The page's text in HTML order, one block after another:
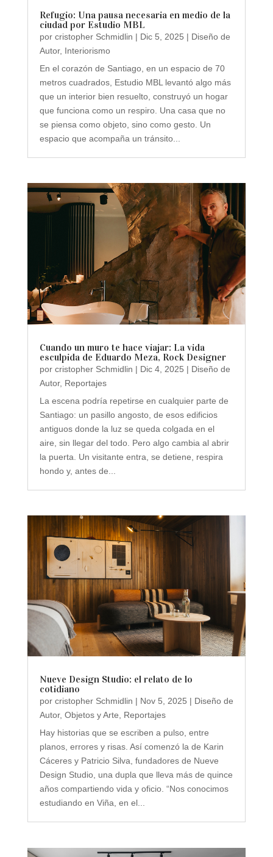
Refugio: Una pausa necesaria en medio de la
ciudad por Estudio MBL
por cristopher Schmidlin | Dic 5, 2025 | Diseño de
Autor, Interiorismo
En el corazón de Santiago, en un espacio de 70
metros cuadrados, Estudio MBL levantó algo más
que un interior bien resuelto, construyó un hogar
que funciona como un respiro. Una casa que no
se piensa como objeto, sino como gesto. Un
espacio que acompaña un tránsito...
Cuando un muro te hace viajar: La vida
esculpida de Eduardo Meza, Rock Designer
por cristopher Schmidlin | Dic 4, 2025 | Diseño de
Autor, Reportajes
La escena podría repetirse en cualquier parte de
Santiago: un pasillo angosto, de esos edificios
antiguos donde la luz se queda colgada en el
aire, sin llegar del todo. Pero algo cambia al abrir
la puerta. Un visitante entra, se detiene, respira
hondo y, antes de...
Nueve Design Studio: el relato de lo
cotidiano
por cristopher Schmidlin | Nov 5, 2025 | Diseño de
Autor, Objetos y Arte, Reportajes
Hay historias que se escriben a pulso, entre
planos, errores y risas. Así comenzó la de Karin
Cáceres y Patricio Silva, fundadores de Nueve
Design Studio, una dupla que lleva más de quince
años compartiendo vida y oficio. “Nos conocimos
estudiando en Viña, en el...